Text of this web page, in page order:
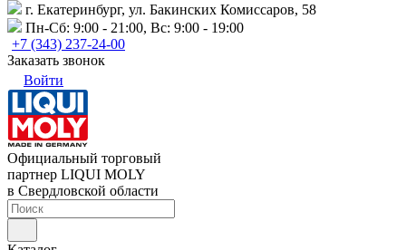
г. Екатеринбург, ул. Бакинских Комиссаров, 58
Пн-Сб: 9:00 - 21:00, Вс: 9:00 - 19:00
+7 (343) 237-24-00
Заказать звонок
Войти
Официальный торговый
партнер LIQUI MOLY
в Свердловской области